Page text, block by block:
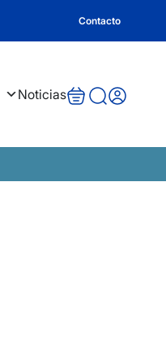
Contacto
Noticias